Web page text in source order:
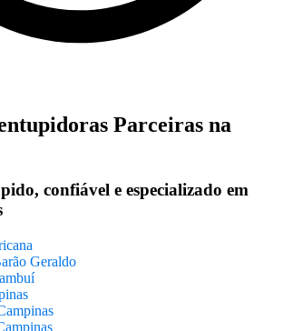
Parceiras na
confiável e especializado em
Geraldo